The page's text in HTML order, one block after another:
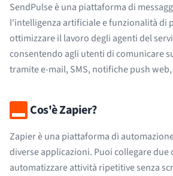
SendPulse è una piattaforma di
l'intelligenza artificiale e funzionalità di
ottimizzare il lavoro degli agenti del
consentendo agli utenti di comunicare
tramite e-mail, SMS, notifiche push web,
Cos'è Zapier?
Zapier è una piattaforma di
diverse applicazioni. Puoi collegare due
automatizzare attività ripetitive senza